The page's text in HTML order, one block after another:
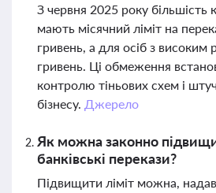
З червня 2025 року більшість
мають місячний ліміт на
гривень, а для осіб з
гривень. Ці обмеження
контролю тіньових схем і
бізнесу. Джерело
Як можна законно
банківські перекази?
Підвищити ліміт можна,